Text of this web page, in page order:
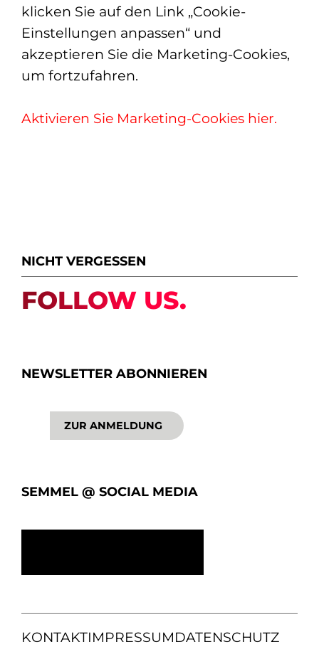
klicken Sie auf den Link „Cookie-
Einstellungen anpassen“ und
akzeptieren Sie die Marketing-Cookies,
um fortzufahren.
Aktivieren Sie Marketing-Cookies hier.
NICHT VERGESSEN
FOLLOW US.
NEWSLETTER ABONNIEREN
ZUR ANMELDUNG
SEMMEL @ SOCIAL MEDIA
KONTAKTIMPRESSUMDATENSCHUTZ